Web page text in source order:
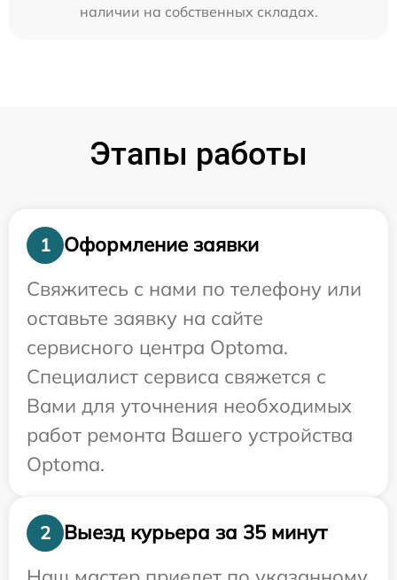
наличии на собственных складах.
Этапы работы
1
Оформление заявки
Свяжитесь с нами по телефону или
оставьте заявку на сайте
сервисного центра Optoma.
Специалист сервиса свяжется с
Вами для уточнения необходимых
работ ремонта Вашего устройства
Optoma.
2
Выезд курьера за 35 минут